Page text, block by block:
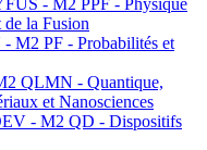
- M2 PPF - Physique
de la Fusion
M2 PF - Probabilités et
QLMN - Quantique,
et Nanosciences
- M2 QD - Dispositifs